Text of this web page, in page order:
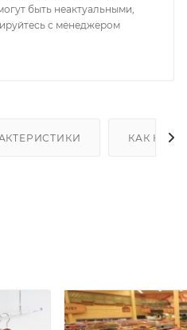
быть неактуальными,
с менеджером
КАК